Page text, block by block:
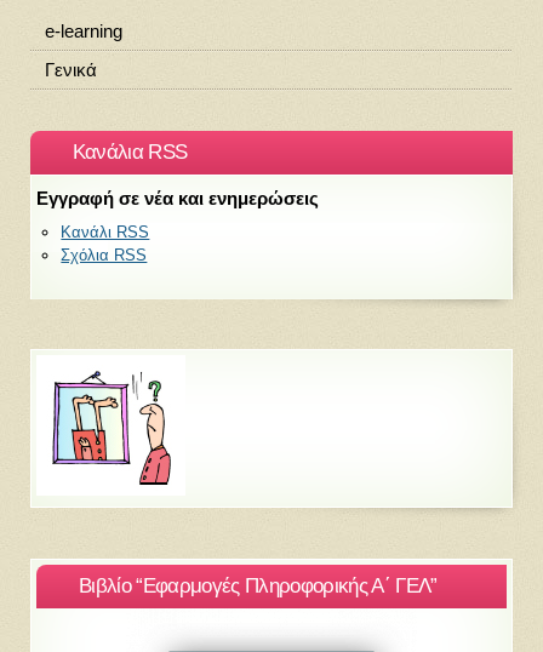
e-learning
Γενικά
Κανάλια RSS
Εγγραφή σε νέα και ενημερώσεις
Κανάλι RSS
Σχόλια RSS
Βιβλίο “Εφαρμογές Πληροφορικής Α΄ ΓΕΛ”